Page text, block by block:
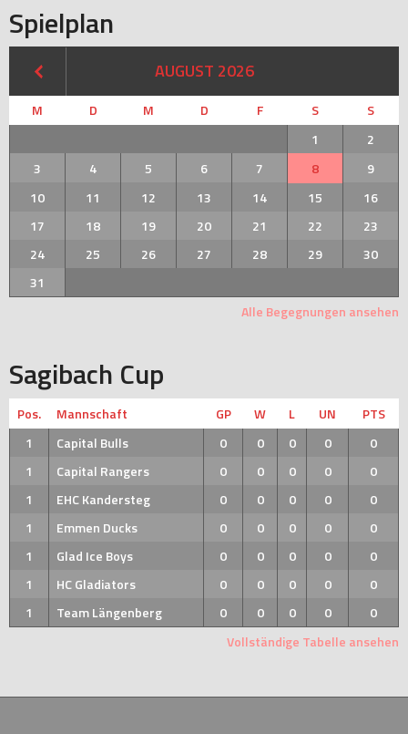
Spielplan
AUGUST 2026
M D M D F S
S
1
2
3
4 5 6 7 8
9
10
11 12 13 14 15
16
17
18 19 20 21 22
23
24
25 26 27 28 29
30
31
Alle Begegnungen ansehen
Sagibach Cup
Pos. Mannschaft GP W L UN
PTS
1
Capital Bulls 0 0 0 0
0
1
Capital Rangers 0 0 0 0
0
1
EHC Kandersteg 0 0 0 0
0
1
Emmen Ducks 0 0 0 0
0
1
Glad Ice Boys 0 0 0 0
0
1
HC Gladiators 0 0 0 0
0
1
Team Längenberg 0 0 0 0
0
Vollständige Tabelle ansehen